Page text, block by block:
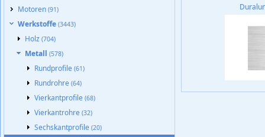
Motoren (91)
Werkstoffe (3443)
Holz (704)
Metall (578)
Rundprofile (61)
Rundrohre (64)
Vierkantprofile (68)
Vierkantrohre (32)
Sechskantprofile (20)